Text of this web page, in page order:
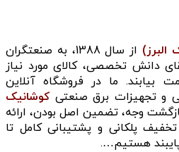
البرز)
از سال 1388، به صنعتگران
دانش تخصصی، کالای مورد نیاز
بیابند. ما در فروشگاه آنلاین
و تجهیزات برق صنعتی کوشانیک
ضمانت 7روزه بازگشت وجه، تضمین اصل بودن، ارائه
پلکانی و پشتیبانی کامل تا
پایبند هستیم….